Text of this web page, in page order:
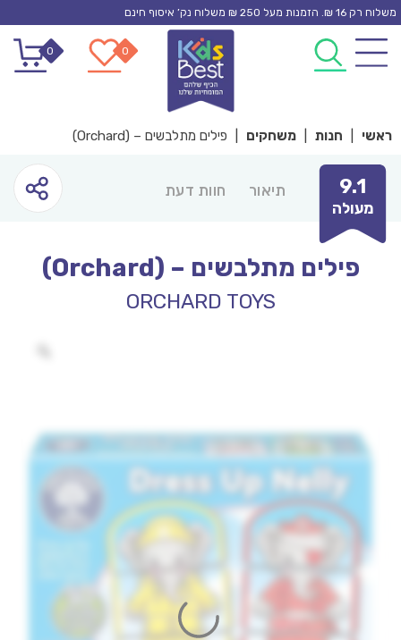
Skip
content
משלוח רק 16 ₪. הזמנות מעל 250 ₪ משלוח נק’ איסוף חינם
0
0
ראשי חנות משחקים פילים מתלבשים – (Orchard)
9.1
מעולה
תיאור חוות דעת
פילים מתלבשים – (Orchard)
ORCHARD TOYS